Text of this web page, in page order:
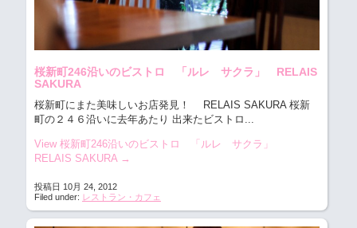
桜新町246沿いのビストロ 「ルレ サクラ」 RELAIS
SAKURA
桜新町にまた美味しいお店発見！ RELAIS SAKURA 桜新
町の２４６沿いに去年あたり 出来たビストロ...
View 桜新町246沿いのビストロ 「ルレ サクラ」
RELAIS SAKURA →
投稿日 10月 24, 2012
Filed under: レストラン・カフェ